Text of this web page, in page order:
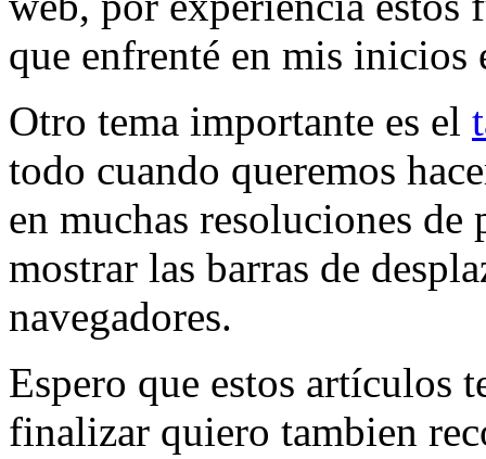
que enfrenté en mis inicios
Otro tema importante es el
todo cuando queremos
en muchas resoluciones
mostrar las barras de
navegadores.
Espero que estos artículos
finalizar quiero tambien